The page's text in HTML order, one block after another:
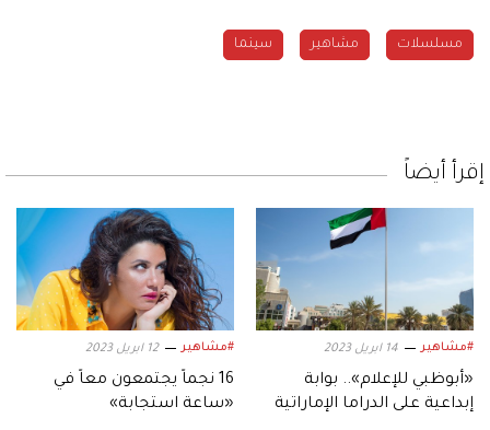
مسلسلات مشاهير سينما
إقرأ أيضاً
#مشاهير 14 ابريل 2023
«أبوظبي للإعلام».. بوابة
إبداعية على الدراما الإماراتية
#مشاهير 12 ابريل 2023
16 نجماً يجتمعون معاً في
«ساعة استجابة»